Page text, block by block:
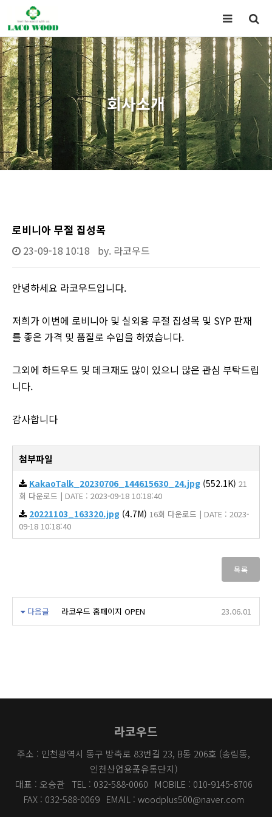
회사소개
로비니아 무절 집성목
23-09-18 10:18 by. 라코우드
안녕하세요 라코우드입니다.
저희가 이번에 로비니아 및 실외용 무절 집성목 및 SYP 판재
를 좋은 가격 및 품질로 수입을 하였습니다.
그외에 하드우드 및 데크재도 많이 있으니 많은 관심 부탁드립
니다.
감사합니다
첨부파일
KakaoTalk_20230706_144615630_24.jpg (552.1K) 21
회 다운로드 | DATE : 2023-09-18 10:18:40
20221103_163320.jpg (4.7M) 16회 다운로드 | DATE : 2023-
09-18 10:18:40
목록
다음글 라코우드 홈페이지 OPEN 23.06.01
라코우드
주소 : 인천광역시 동구 방축로 83번길 23, B동 206호 (송림동,
인천산업용품유통단지)
대표 : 오승관 TEL : 032-588-0060
MOBILE : 010-9145-8706
FAX : 032-588-0069 EMAIL : woodplus500@naver.com